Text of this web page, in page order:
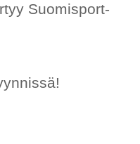
Suomisport-